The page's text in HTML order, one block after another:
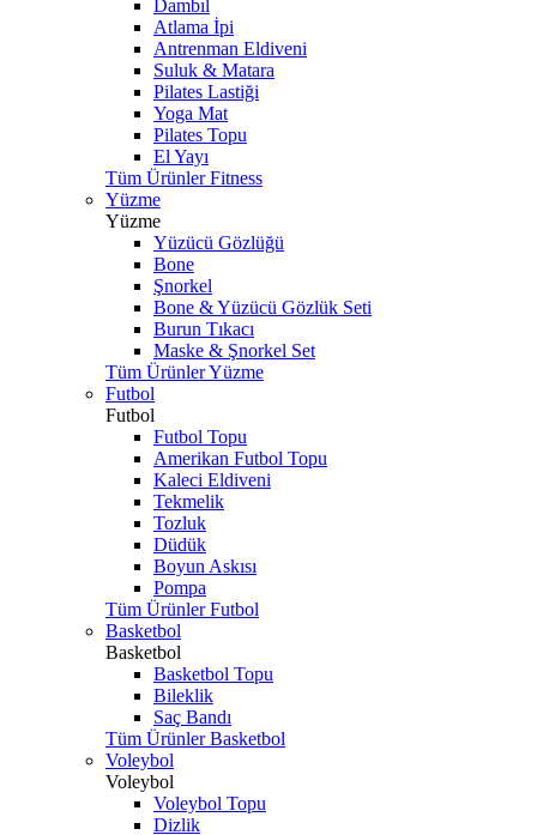
Dambıl
Atlama İpi
Antrenman Eldiveni
Suluk & Matara
Pilates Lastiği
Yoga Mat
Pilates Topu
El Yayı
Tüm Ürünler Fitness
Yüzme
Yüzme
Yüzücü Gözlüğü
Bone
Şnorkel
Bone & Yüzücü Gözlük Seti
Burun Tıkacı
Maske & Şnorkel Set
Tüm Ürünler Yüzme
Futbol
Futbol
Futbol Topu
Amerikan Futbol Topu
Kaleci Eldiveni
Tekmelik
Tozluk
Düdük
Boyun Askısı
Pompa
Tüm Ürünler Futbol
Basketbol
Basketbol
Basketbol Topu
Bileklik
Saç Bandı
Tüm Ürünler Basketbol
Voleybol
Voleybol
Voleybol Topu
Dizlik